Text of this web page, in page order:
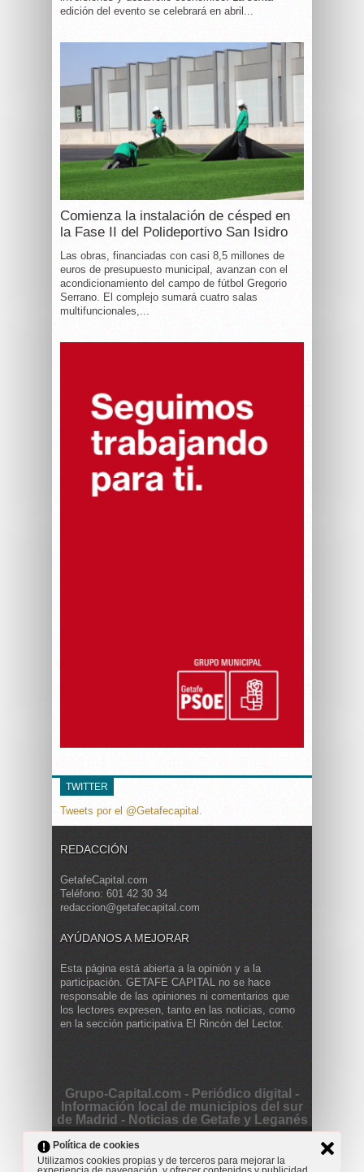
edición del evento se celebrará en abril...
Comienza la instalación de césped en
la Fase II del Polideportivo San Isidro
Las obras, financiadas con casi 8,5 millones de
euros de presupuesto municipal, avanzan con el
acondicionamiento del campo de fútbol Gregorio
Serrano. El complejo sumará cuatro salas
multifuncionales,...
TWITTER
Tweets por el @Getafecapital.
REDACCIÓN
GetafeCapital.com
Teléfono: 601 42 30 34
redaccion@getafecapital.com
AYÚDANOS A MEJORAR
Esta página está abierta a la opinión y a la
participación. GETAFE CAPITAL no se hace
responsable de las opiniones ni comentarios que
los lectores expresen, tanto en las noticias, como
en la sección participativa El Rincón del Lector.
Grupo-Capital.com - Periódico digital -
Información local de municipios del sur
de Madrid - Noticias de Getafe y Leganés
Copyright © 2013 Getafe Capital. Powered by
Project
Política de cookies
Utilizamos cookies propias y de terceros para mejorar la